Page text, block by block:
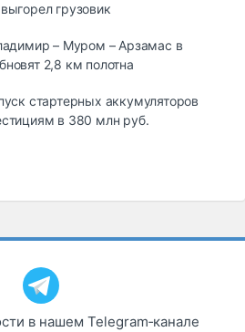
грузовик
– Муром – Арзамас в
2,8 км полотна
стартерных аккумуляторов
в 380 млн руб.
в нашем Telegram‑канале